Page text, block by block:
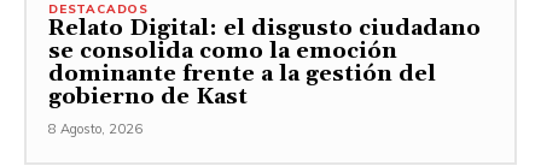
DESTACADOS
Relato Digital: el disgusto ciudadano
se consolida como la emoción
dominante frente a la gestión del
gobierno de Kast
8 Agosto, 2026